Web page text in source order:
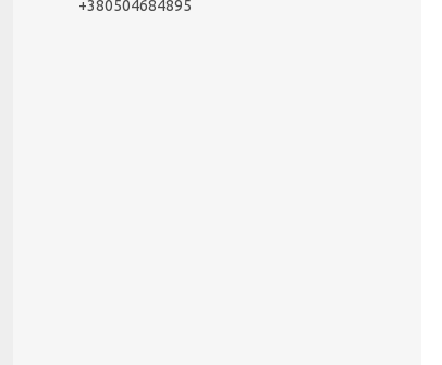
+380504684895